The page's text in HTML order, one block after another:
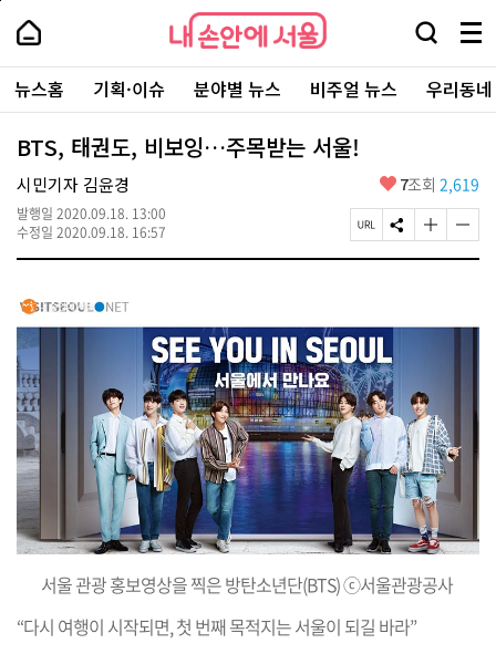
본
로
가
내
손
안
에
서
울
-
서
울
시
대
표
소
털
내
손
에
울
검
창
열
기
메
뉴
전
체
보
주
요
서
뉴스홈 기획·이슈 분야별 뉴스 비주얼 뉴스 우리동
BTS, 태권도, 비보잉…주목받는 서울!
시민기자 김윤경
발행일 2020.09.18. 13:00
수정일 2020.09.18. 16:57
좋
요
7조회 2,619
페
이
L
복
사
S
N
하
글
자
게
글
자
게
서울 관광 홍보영상을 찍은 방탄소년단(BTS) ⓒ서울관광공사
“다시 여행이 시작되면, 첫 번째 목적지는 서울이 되길 바라”
페
상
단
로